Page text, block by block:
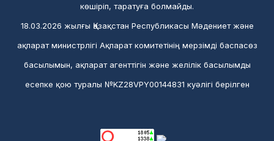
көшіріп, таратуға болмайды.
18.03.2026 жылғы Қазақстан Республикасы Мәдениет және
ақпарат министрлігі Ақпарат комитетінің мерзімді баспасөз
басылымын, ақпарат агенттігін және желілік басылымды
есепке қою туралы №KZ28VPY00144831 куәлігі берілген